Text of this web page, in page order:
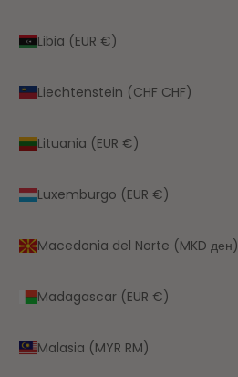
Libia (EUR €)
Liechtenstein (CHF CHF)
Lituania (EUR €)
Luxemburgo (EUR €)
Macedonia del Norte (MKD ден)
Madagascar (EUR €)
Malasia (MYR RM)